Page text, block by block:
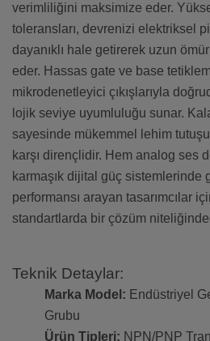
verimliliğini maksimize eder.
toleransları, devrenizi elektriksel
dayanıklı hale getirerek uzun
eder. Hassas gate ve base
mikrodenetleyici çıkışlarıyla
lojik seviye uyumluluğu sunar.
sayesinde mükemmel lehim
karşı dirençlidir. Hem analog ses
karmaşık dijital güç sistemlerinde
performansı arayan tasarımcılar
standartlarda bir çözüm
Teknik Detaylar:
Marka Model: Endüstriyel
Grubu
Ürün Tipleri: NPN/PNP